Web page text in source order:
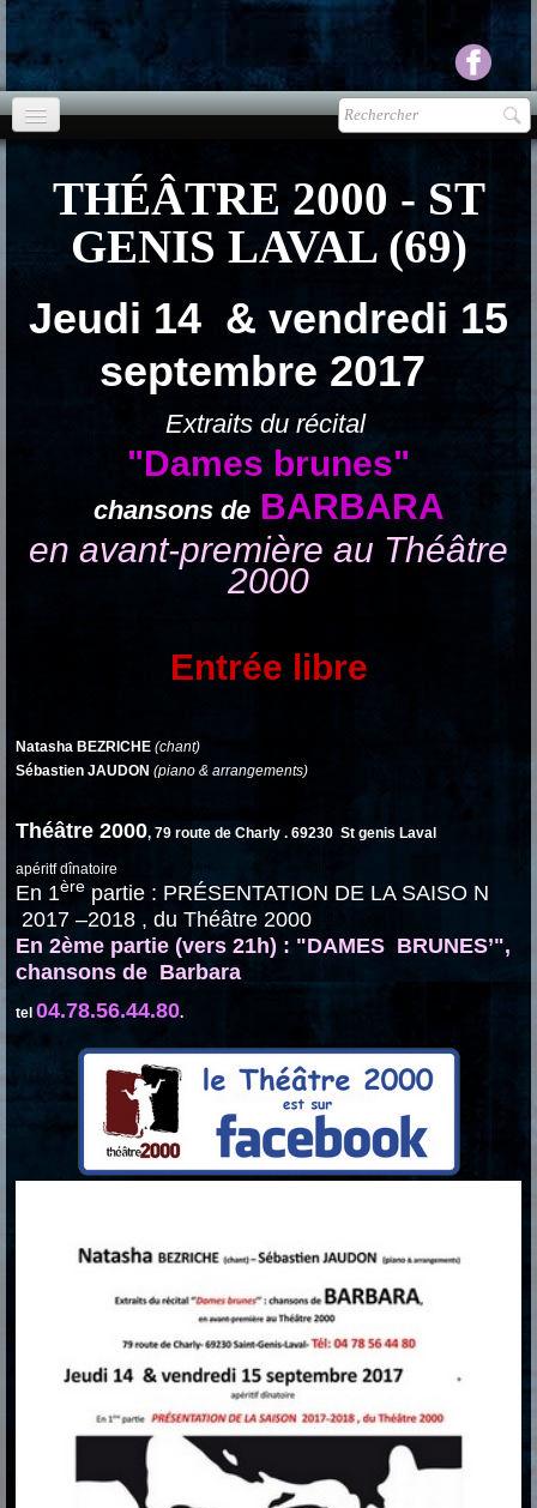
Presse ▼
Ecouter Voir ▼
THÉÂTRE 2000 - ST
GENIS LAVAL (69)
Jeudi 14 & vendredi 15
septembre 2017
Extraits du récital
"Dames brunes"
chansons deBARBARA
en avant-première au Théâtre
2000
Entrée libre
Natasha BEZRICHE (chant)
Sébastien JAUDON (piano & arrangements)
Théâtre 2000, 79 route de Charly . 69230 St genis Laval
apéritf dînatoire
En 1ère partie : PRÉSENTATION DE LA SAISO N
2017 –2018 , du Théâtre 2000
En 2ème partie (vers 21h) : "DAMES BRUNES’",
chansons de Barbara
tel 04.78.56.44.80.